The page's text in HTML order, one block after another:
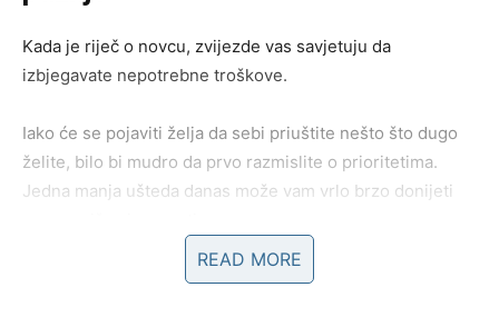
Kada je riječ o novcu, zvijezde vas savjetuju da
izbjegavate nepotrebne troškove.
Iako će se pojaviti želja da sebi priuštite nešto što dugo
želite, bilo bi mudro da prvo razmislite o prioritetima.
Jedna manja ušteda danas može vam vrlo brzo donijeti
Moguća je i lijepa vijest vezana za novac ili obavezu koju
READ MORE